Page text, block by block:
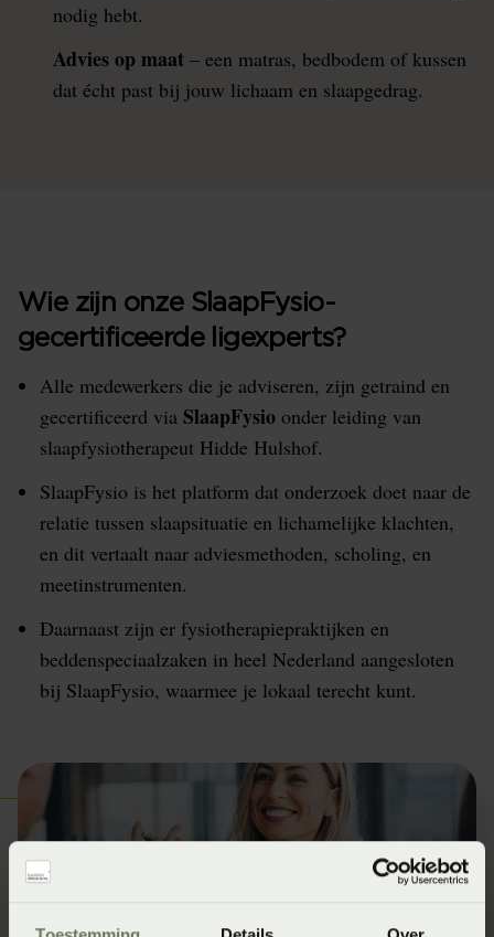
nodig hebt.
Advies op maat – een matras, bedbodem of kussen
dat écht past bij jouw lichaam en slaapgedrag.
Wie zijn onze SlaapFysio-
gecertificeerde ligexperts?
Alle medewerkers die je adviseren, zijn getraind en
gecertificeerd via SlaapFysio onder leiding van
slaapfysiotherapeut Hidde Hulshof.
SlaapFysio is het platform dat onderzoek doet naar de
relatie tussen slaapsituatie en lichamelijke klachten,
en dit vertaalt naar adviesmethoden, scholing, en
meetinstrumenten.
Daarnaast zijn er fysiotherapiepraktijken en
beddenspeciaalzaken in heel Nederland aangesloten
bij SlaapFysio, waarmee je lokaal terecht kunt.